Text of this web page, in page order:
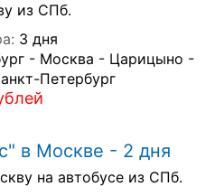
из СПб.
3 дня
- Москва - Царицыно -
Петербург
в Москве - 2 дня
на автобусе из СПб.